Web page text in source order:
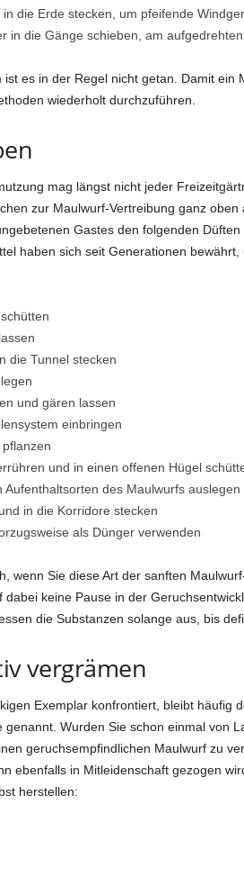
die Erde stecken, um pfeifende
in die Gänge schieben, am
es in der Regel nicht getan. Damit ein
wiederholt durchzuführen.
mag längst nicht jeder
zur Maulwurf-Vertreibung ganz oben
Gastes den folgenden
haben sich seit Generationen bewährt,
die Tunnel stecken
und gären lassen
einbringen
und in einen offenen Hügel
des Maulwurfs auslegen
in die Korridore stecken
als Dünger verwenden
wenn Sie diese Art der sanften
keine Pause in der
die Substanzen solange aus, bis
vergrämen
Exemplar konfrontiert, bleibt
Wurden Sie schon einmal von
geruchsempfindlichen Maulwurf zu
ebenfalls in Mitleidenschaft gezogen
herstellen: